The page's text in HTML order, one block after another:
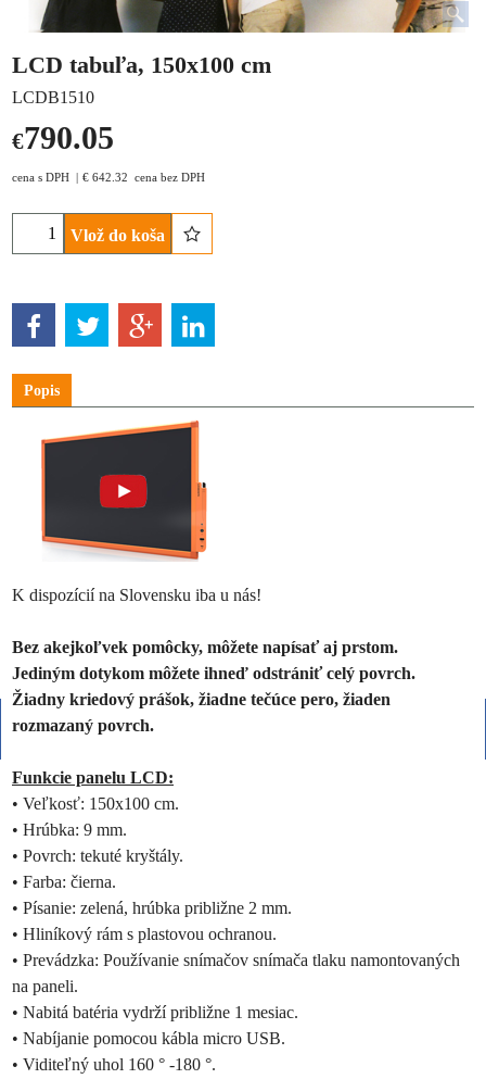
LCD tabuľa, 150x100 cm
LCDB1510
€790.05
cena s DPH € 642.32 cena bez DPH
Vlož do koša
Popis
K dispozícií na Slovensku iba u nás!
Bez akejkoľvek pomôcky, môžete napísať aj prstom.
Jediným dotykom môžete ihneď odstrániť celý povrch.
Žiadny kriedový prášok, žiadne tečúce pero, žiaden
rozmazaný povrch.
Funkcie panelu LCD:
• Veľkosť: 150x100 cm.
• Hrúbka: 9 mm.
• Povrch: tekuté kryštály.
• Farba: čierna.
• Písanie: zelená, hrúbka približne 2 mm.
• Hliníkový rám s plastovou ochranou.
• Prevádzka: Používanie snímačov snímača tlaku namontovaných
na paneli.
• Nabitá batéria vydrží približne 1 mesiac.
• Nabíjanie pomocou kábla micro USB.
• Viditeľný uhol 160 ° -180 °.